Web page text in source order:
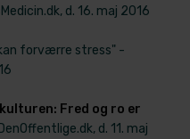
d. 16. maj 2016
forværre stress" -
Fred og ro er
d. 11. maj